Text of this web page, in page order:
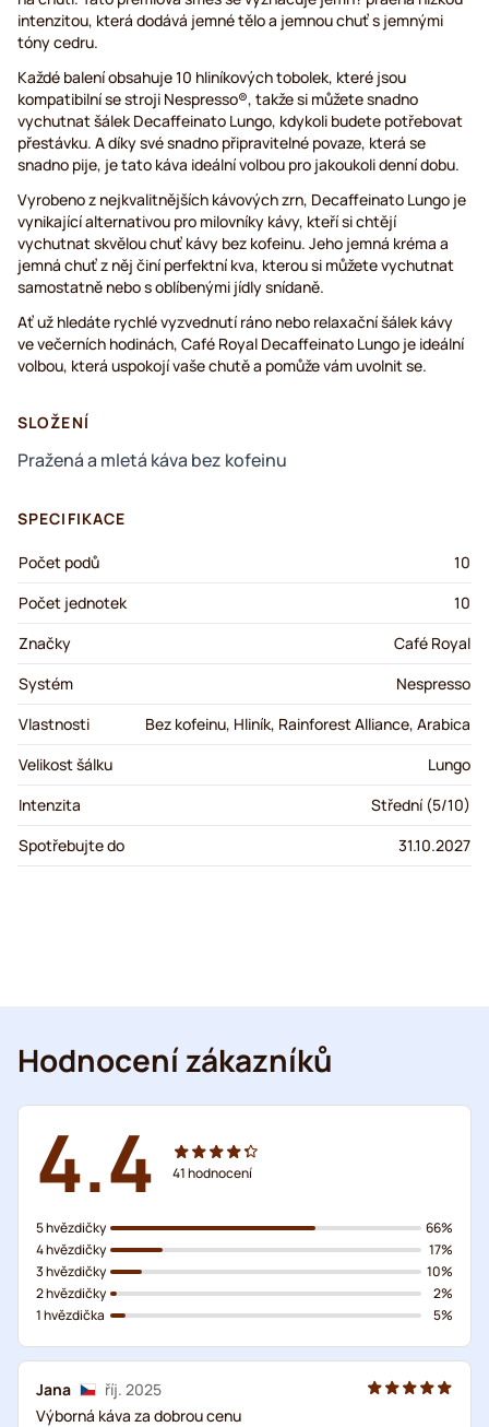
intenzitou, která dodává jemné tělo a jemnou chuť s jemnými
tóny cedru.
Každé balení obsahuje 10 hliníkových tobolek, které jsou
kompatibilní se stroji Nespresso®, takže si můžete snadno
vychutnat šálek Decaffeinato Lungo, kdykoli budete potřebovat
přestávku. A díky své snadno připravitelné povaze, která se
snadno pije, je tato káva ideální volbou pro jakoukoli denní dobu.
Vyrobeno z nejkvalitnějších kávových zrn, Decaffeinato Lungo je
vynikající alternativou pro milovníky kávy, kteří si chtějí
vychutnat skvělou chuť kávy bez kofeinu. Jeho jemná kréma a
jemná chuť z něj činí perfektní kva, kterou si můžete vychutnat
samostatně nebo s oblíbenými jídly snídaně.
Ať už hledáte rychlé vyzvednutí ráno nebo relaxační šálek kávy
ve večerních hodinách, Café Royal Decaffeinato Lungo je ideální
volbou, která uspokojí vaše chutě a pomůže vám uvolnit se.
SLOŽENÍ
Pražená a mletá káva bez kofeinu
SPECIFIKACE
Počet podů
10
Počet jednotek
10
Značky
Café Royal
Systém
Nespresso
Vlastnosti
Bez kofeinu, Hliník, Rainforest Alliance, Arabica
Velikost šálku
Lungo
Intenzita
Střední (5/10)
Spotřebujte do
31.10.2027
Hodnocení zákazníků
4.4 41hodnocení
5 hvězdičky
4 hvězdičky
3 hvězdičky
2 hvězdičky
1 hvězdička
66%
17%
10%
2%
5%
Jana
říj. 2025
Výborná káva za dobrou cenu